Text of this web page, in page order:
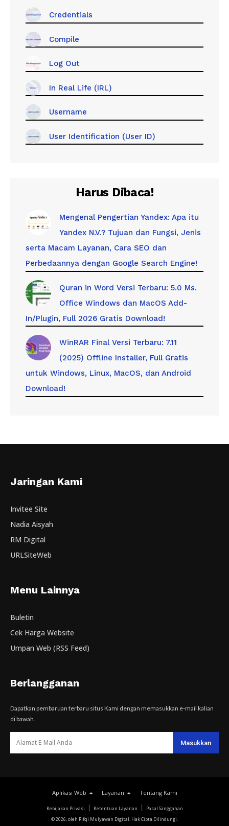
Credentials
Compile
Log Out
In Real Life (IRL)
Username
User Identification (User ID)
Harus Dibaca!
Mengenal Pengertian Yandex: Apa itu
Yandex N.V.? Tujuan dan Fungsi, Jenis
serta Macam Layanan, Cara SEO dan
Perbedaannya dengan Google Search Engine!
Quran in Word Versi Terbaru: 5.0 Ms.
Office Windows dan MacOS Add-
In/Plugin, Full 2026 Gratis Download!
WinRAR Final Versi Terbaru: 7.11
(2025) Offline Installer, Full Gratis
untuk Windows, Linux, MacOS, dan Android
Download!
Jaringan Kami
Invitee Site
Nadia Aisyah
RM Digital
URLSiteWeb
Menu Lainnya
Buletin
Cek Harga Website
Umpan Web (RSS Feed)
Berlangganan
Dapatkan pembaruan terbaru situs Kami dengan memasukkan e-mail kalian
di bawah.
Aplikasi Web Layanan Tentang Kami
Kebijakan Privasi Ketentuan Layanan
Pasal Sanggahan
© 2026, oleh Rifqi Mulyawan Digital. Hak Cipta Dilindungi.